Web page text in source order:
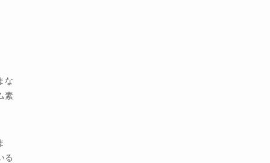
な
素
る